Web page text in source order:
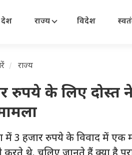
देश राज्य विदेश
राज्य
रुपये के लिए दोस्त
3 हजार रुपये के विवाद में एक